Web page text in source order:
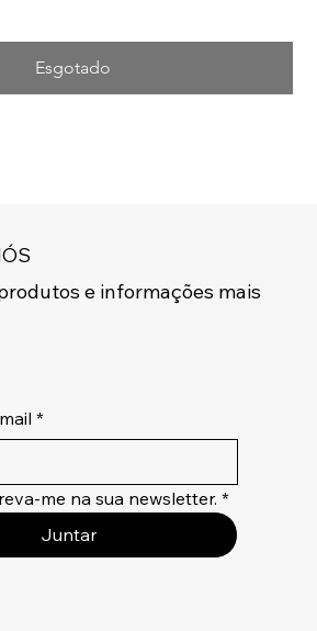
Esgotado
e informações mais
*
me na sua newsletter. *
Juntar